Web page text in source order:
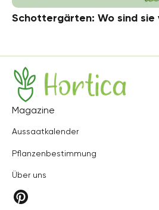
Schottergärten: Wo sind sie
Hortica
Magazine
Aussaatkalender
Pflanzenbestimmung
Über uns